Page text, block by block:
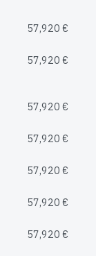
57,920 €
57,920 €
57,920 €
57,920 €
57,920 €
57,920 €
57,920 €